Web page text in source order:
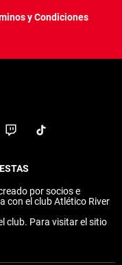
y Condiciones
por socios e
con el club Atlético River
club. Para visitar el sitio